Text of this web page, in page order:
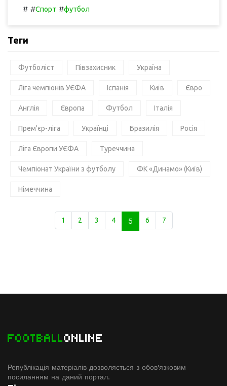
# #Спорт #футбол
Теги
Футболіст Півзахисник Україна
Ліга чемпіонів УЄФА Іспанія Київ Євро
Англія Європа Футбол Італія
Прем'єр-ліга Українці Бразилія Росія
Ліга Європи УЄФА Туреччина
Чемпіонат України з футболу ФК «Динамо» (Київ)
Німеччина
1 2 3 4 5 6 7
FOOTBALLONLINE
Републікація матеріалів дозволяється з обов'язковим
посиланням на даний портал.